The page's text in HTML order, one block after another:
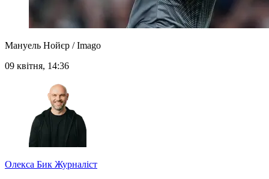
Мануель Нойєр / Imago
09 квітня, 14:36
Олекса Бик Журналіст